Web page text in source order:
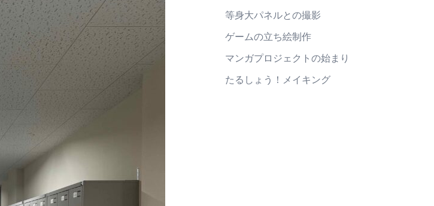
等身大パネルとの撮影
ゲームの立ち絵制作
マンガプロジェクトの始まり
たるしょう！メイキング